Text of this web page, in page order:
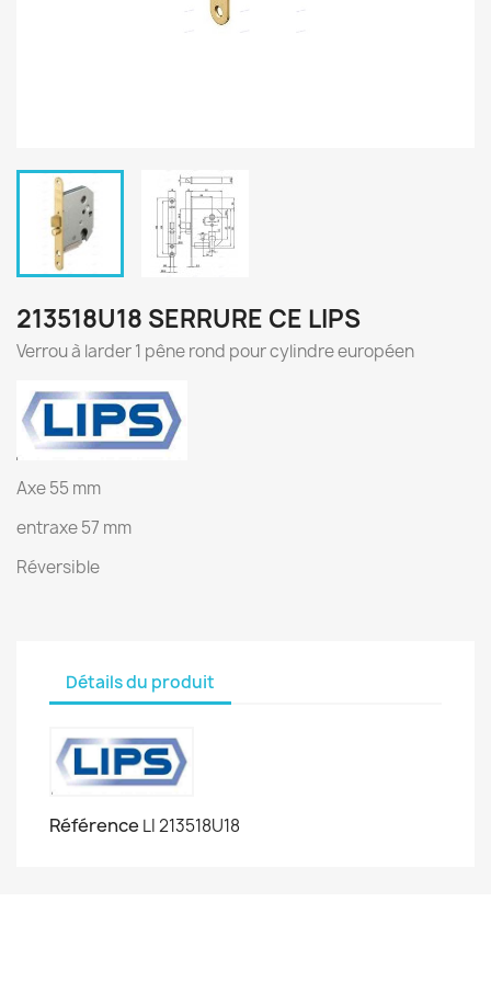
213518U18 SERRURE CE LIPS
Verrou à larder 1 pêne rond pour cylindre européen
Axe 55 mm
entraxe 57 mm
Réversible
Détails du produit
Référence LI 213518U18